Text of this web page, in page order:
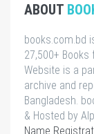
ABOUT
books.com.bd
27,500+
Website is a
archive and
Bangladesh.
& Hosted by
Name